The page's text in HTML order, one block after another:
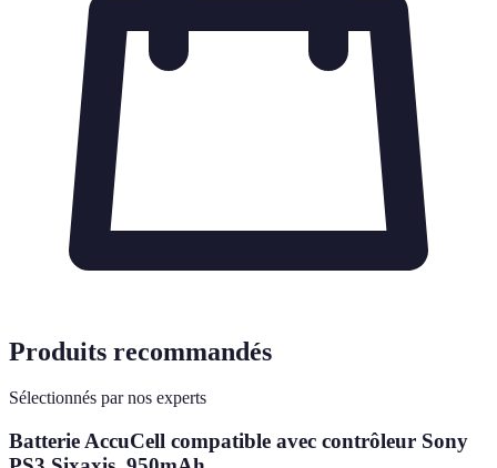
Produits recommandés
Sélectionnés par nos experts
Batterie AccuCell compatible avec contrôleur Sony